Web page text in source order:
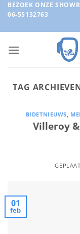
Ga
naar
inhoud
BEZOEK ONZE
06-55132763
TAG
BIDETNIEUWS,
Villeroy
01
feb